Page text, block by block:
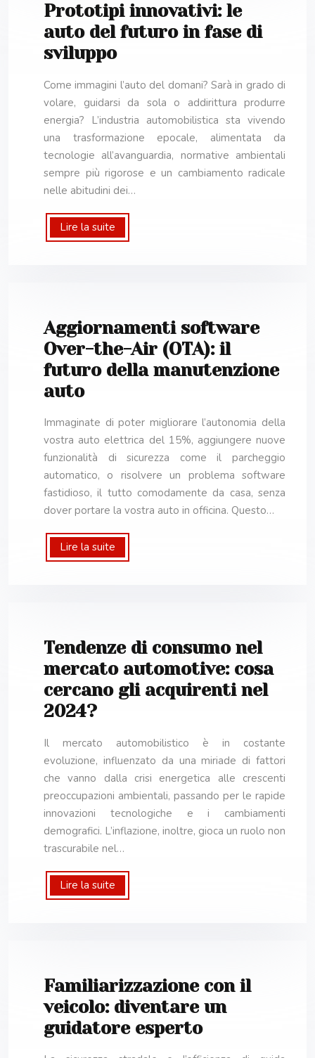
Prototipi innovativi: le
auto del futuro in fase di
sviluppo
Come immagini l’auto del domani? Sarà in grado di
volare, guidarsi da sola o addirittura produrre
energia? L’industria automobilistica sta vivendo
una trasformazione epocale, alimentata da
tecnologie all’avanguardia, normative ambientali
sempre più rigorose e un cambiamento radicale
nelle abitudini dei…
Lire la suite
Aggiornamenti software
Over-the-Air (OTA): il
futuro della manutenzione
auto
Immaginate di poter migliorare l’autonomia della
vostra auto elettrica del 15%, aggiungere nuove
funzionalità di sicurezza come il parcheggio
automatico, o risolvere un problema software
fastidioso, il tutto comodamente da casa, senza
dover portare la vostra auto in officina. Questo…
Lire la suite
Tendenze di consumo nel
mercato automotive: cosa
cercano gli acquirenti nel
2024?
Il mercato automobilistico è in costante
evoluzione, influenzato da una miriade di fattori
che vanno dalla crisi energetica alle crescenti
preoccupazioni ambientali, passando per le rapide
innovazioni tecnologiche e i cambiamenti
demografici. L’inflazione, inoltre, gioca un ruolo non
trascurabile nel…
Lire la suite
Familiarizzazione con il
veicolo: diventare un
guidatore esperto